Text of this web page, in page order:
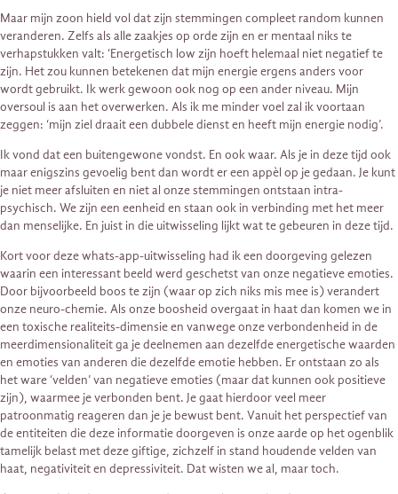
Maar mijn zoon hield vol dat zijn stemmingen compleet random kunnen
veranderen. Zelfs als alle zaakjes op orde zijn en er mentaal niks te
verhapstukken valt: ‘Energetisch low zijn hoeft helemaal niet negatief te
zijn. Het zou kunnen betekenen dat mijn energie ergens anders voor
wordt gebruikt. Ik werk gewoon ook nog op een ander niveau. Mijn
oversoul is aan het overwerken. Als ik me minder voel zal ik voortaan
zeggen: ‘mijn ziel draait een dubbele dienst en heeft mijn energie nodig’.
Ik vond dat een buitengewone vondst. En ook waar. Als je in deze tijd ook
maar enigszins gevoelig bent dan wordt er een appèl op je gedaan. Je kunt
je niet meer afsluiten en niet al onze stemmingen ontstaan intra-
psychisch. We zijn een eenheid en staan ook in verbinding met het meer
dan menselijke. En juist in die uitwisseling lijkt wat te gebeuren in deze tijd.
Kort voor deze whats-app-uitwisseling had ik een doorgeving gelezen
waarin een interessant beeld werd geschetst van onze negatieve emoties.
Door bijvoorbeeld boos te zijn (waar op zich niks mis mee is) verandert
onze neuro-chemie. Als onze boosheid overgaat in haat dan komen we in
een toxische realiteits-dimensie en vanwege onze verbondenheid in de
meerdimensionaliteit ga je deelnemen aan dezelfde energetische waarden
en emoties van anderen die dezelfde emotie hebben. Er ontstaan zo als
het ware ‘velden’ van negatieve emoties (maar dat kunnen ook positieve
zijn), waarmee je verbonden bent. Je gaat hierdoor veel meer
patroonmatig reageren dan je je bewust bent. Vanuit het perspectief van
de entiteiten die deze informatie doorgeven is onze aarde op het ogenblik
tamelijk belast met deze giftige, zichzelf in stand houdende velden van
haat, negativiteit en depressiviteit. Dat wisten we al, maar toch.